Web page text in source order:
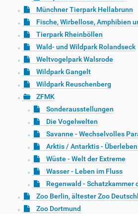
Münchner Tierpark Hellabrunn
Fische, Wirbellose, Amphibien
Tierpark Rheinböllen
Wald- und Wildpark Rolandseck
Weltvogelpark Walsrode
Wildpark Gangelt
Wildpark Reuschenberg
ZFMK
Sonderausstellungen
Die Vogelwelten
Savanne - Wechselvolles
Arktis / Antarktis -
Wüste - Welt der Extreme
Wasser - Leben im Fluss
Regenwald - Schatzkammer
Zoo Berlin, ältester Zoo
Zoo Dortmund